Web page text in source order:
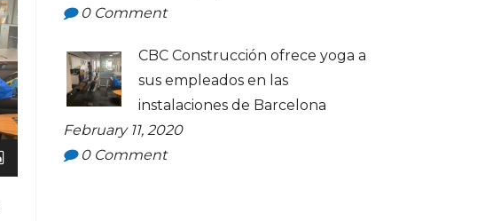
0Comment
CBC Construcción ofrece yoga a
sus empleados en las
instalaciones de Barcelona
February 11, 2020
0Comment